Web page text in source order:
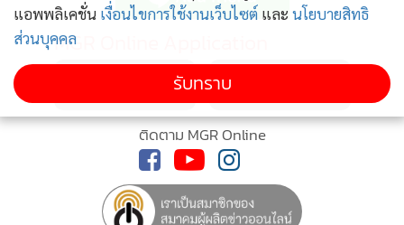
MGR Online Application
ติดตาม MGR Online
แอพพลิเคชั่น เงื่อนไขการใช้งานเว็บไซต์ และ นโยบายสิทธิ
ส่วนบุคคล
รับทราบ